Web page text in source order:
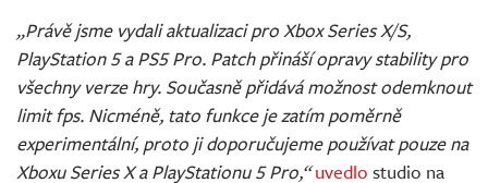
„Právě jsme vydali aktualizaci pro Xbox Series X/S,
PlayStation 5 a PS5 Pro. Patch přináší opravy stability pro
všechny verze hry. Současně přidává možnost odemknout
limit fps. Nicméně, tato funkce je zatím poměrně
experimentální, proto ji doporučujeme používat pouze na
Xboxu Series X a PlayStationu 5 Pro,“ uvedlo studio na